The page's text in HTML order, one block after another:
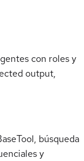
con roles y
output,
búsqueda
y